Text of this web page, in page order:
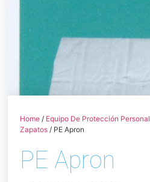
Home / Equipo De Protección Personal
Zapatos / PE Apron
PE Apron